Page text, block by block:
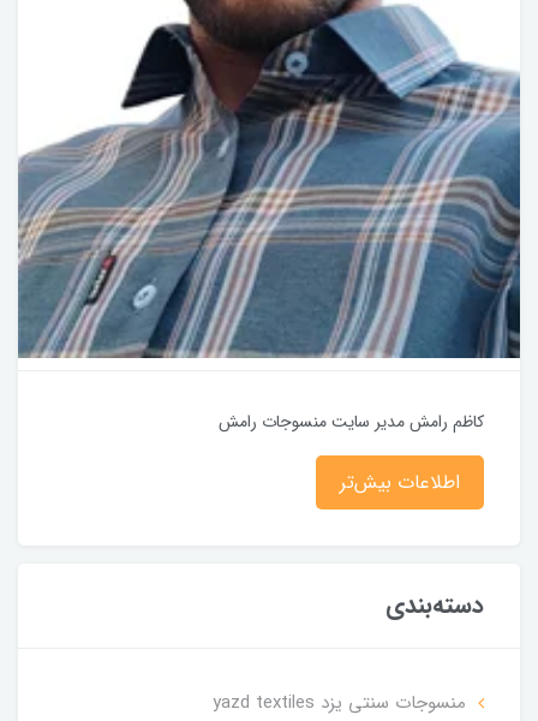
کاظم رامش مدیر سایت منسوجات رامش
اطلاعات بیش‌تر
دسته‌بندی
منسوجات سنتی یزد yazd textiles